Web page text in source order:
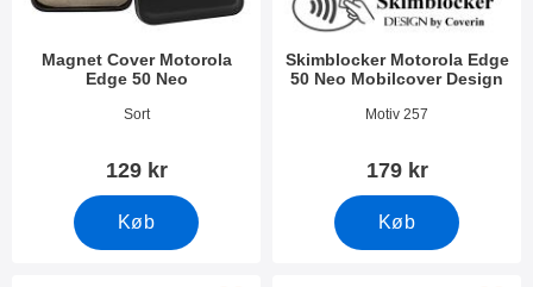
Magnet Cover Motorola
Edge 50 Neo
Varenr 51615Sort
129 kr
Køb
Skimblocker Motorola Edge
50 Neo Mobilcover Design
Varenr 51618Motiv 257
179 kr
Køb